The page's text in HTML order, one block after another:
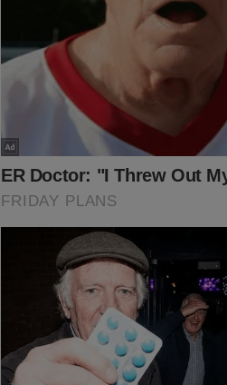
Em tempos de "censura" ,
Agora você pode assinar o Jornal
crédito ou PIX.
Por apenas R$ 9,99 mensais, você
terá acesso a todo o conteúdo da
É simples. É fácil. É rápido... Só
https://